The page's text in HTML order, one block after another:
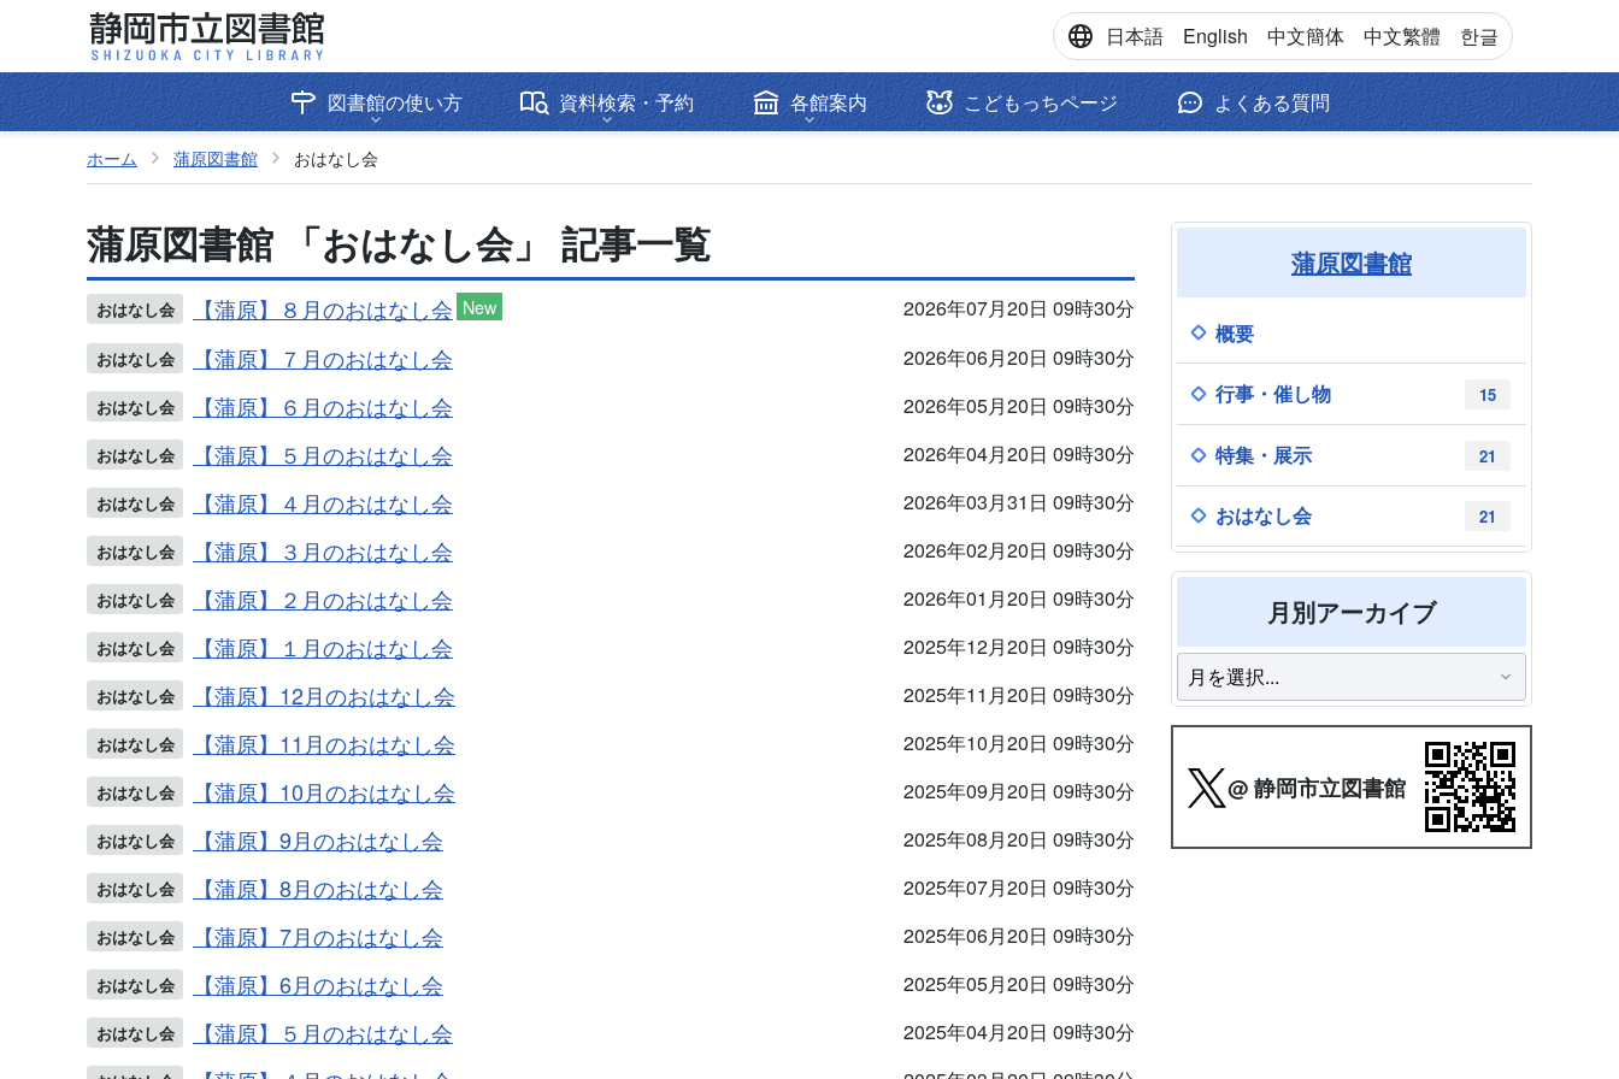
日本語 English 中文簡体 中文繁體 한글
図書館の使い方 資料検索・予約 各館案内 こどもっちページ よくある質問
ホーム 蒲原図書館 おはなし会
蒲原図書館 「おはなし会」 記事一覧
おはなし会 2026年07月20日 09時30分
【蒲原】８月のおはなし会 New
おはなし会 2026年06月20日 09時30分
【蒲原】７月のおはなし会
おはなし会 2026年05月20日 09時30分
【蒲原】６月のおはなし会
おはなし会 2026年04月20日 09時30分
【蒲原】５月のおはなし会
おはなし会 2026年03月31日 09時30分
【蒲原】４月のおはなし会
おはなし会 2026年02月20日 09時30分
【蒲原】３月のおはなし会
おはなし会 2026年01月20日 09時30分
【蒲原】２月のおはなし会
おはなし会 2025年12月20日 09時30分
【蒲原】１月のおはなし会
おはなし会 2025年11月20日 09時30分
【蒲原】12月のおはなし会
おはなし会 2025年10月20日 09時30分
【蒲原】11月のおはなし会
おはなし会 2025年09月20日 09時30分
【蒲原】10月のおはなし会
おはなし会 2025年08月20日 09時30分
【蒲原】9月のおはなし会
おはなし会 2025年07月20日 09時30分
【蒲原】8月のおはなし会
おはなし会 2025年06月20日 09時30分
【蒲原】7月のおはなし会
おはなし会 2025年05月20日 09時30分
【蒲原】6月のおはなし会
おはなし会 2025年04月20日 09時30分
【蒲原】５月のおはなし会
蒲原図書館
概要
15
行事・催し物
21
特集・展示
21
おはなし会
月別アーカイブ
@ 静岡市立図書館